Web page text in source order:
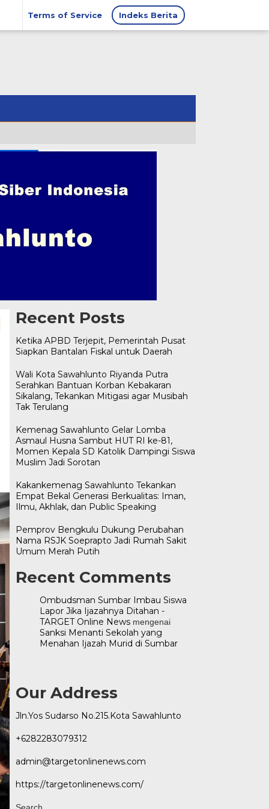
Terms of Service Indeks Berita
Recent Posts
Ketika APBD Terjepit, Pemerintah Pusat
Siapkan Bantalan Fiskal untuk Daerah
Wali Kota Sawahlunto Riyanda Putra
Serahkan Bantuan Korban Kebakaran
Sikalang, Tekankan Mitigasi agar Musibah
Tak Terulang
Kemenag Sawahlunto Gelar Lomba
Asmaul Husna Sambut HUT RI ke-81,
Momen Kepala SD Katolik Dampingi Siswa
Muslim Jadi Sorotan
Kakankemenag Sawahlunto Tekankan
Empat Bekal Generasi Berkualitas: Iman,
Ilmu, Akhlak, dan Public Speaking
Pemprov Bengkulu Dukung Perubahan
Nama RSJK Soeprapto Jadi Rumah Sakit
Umum Merah Putih
Recent Comments
Ombudsman Sumbar Imbau Siswa
Lapor Jika Ijazahnya Ditahan -
TARGET Online Newsmengenai
Sanksi Menanti Sekolah yang
Menahan Ijazah Murid di Sumbar
Our Address
Jln.Yos Sudarso No.215.Kota Sawahlunto
+6282283079312
admin@targetonlinenews.com
https://targetonlinenews.com/